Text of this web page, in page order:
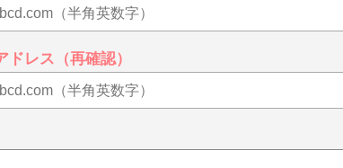
レス（再確認）